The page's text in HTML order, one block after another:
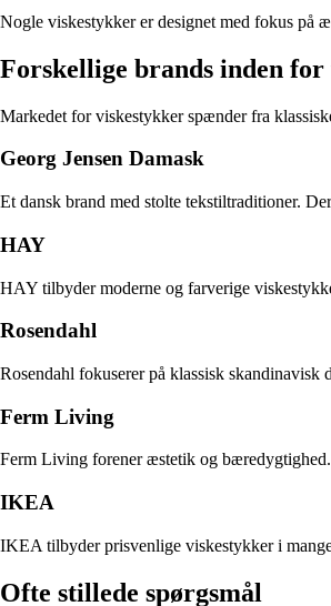
Nogle viskestykker er designet med fokus på
Forskellige brands inden
Markedet for viskestykker spænder fra
Georg Jensen Damask
Et dansk brand med stolte tekstiltraditioner.
HAY
HAY tilbyder moderne og farverige
Rosendahl
Rosendahl fokuserer på klassisk
Ferm Living
Ferm Living forener æstetik og
IKEA
IKEA tilbyder prisvenlige viskestykker i
Ofte stillede spørgsmål